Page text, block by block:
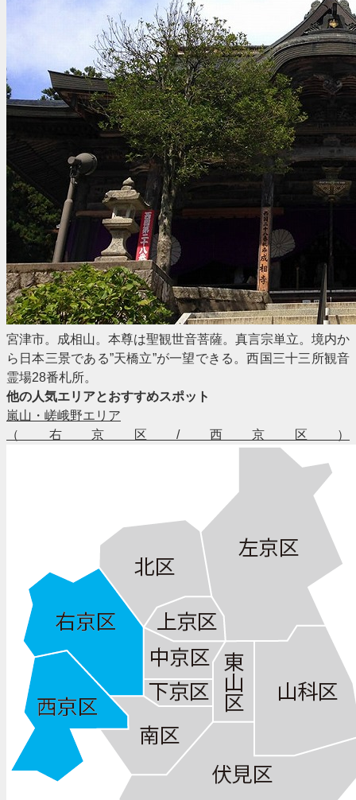
宮津市。成相山。本尊は聖観世音菩薩。真言宗単立。境内か
ら日本三景である”天橋立”が一望できる。西国三十三所観音
霊場28番札所。
他の人気エリアとおすすめスポット
嵐山・嵯峨野エリア
（右京区/西京区）